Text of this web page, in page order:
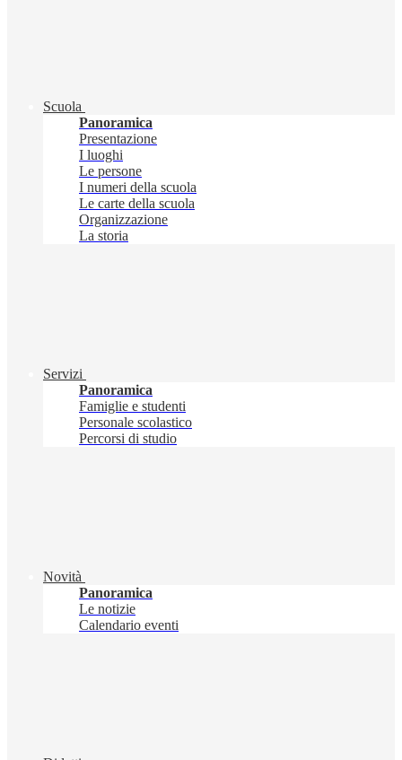
Scuola
Panoramica
Presentazione
I luoghi
Le persone
I numeri della scuola
Le carte della scuola
Organizzazione
La storia
Servizi
Panoramica
Famiglie e studenti
Personale scolastico
Percorsi di studio
Novità
Panoramica
Le notizie
Calendario eventi